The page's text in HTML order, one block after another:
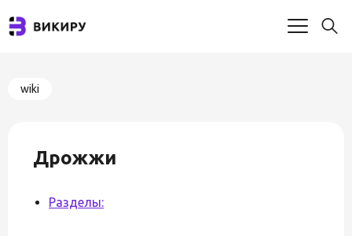
wiki
Дрожжи
Разделы: